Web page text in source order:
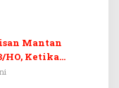
Mantan
HO, Ketika
Pemerasan